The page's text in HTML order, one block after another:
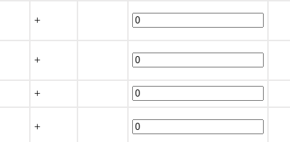
+
+
+
+